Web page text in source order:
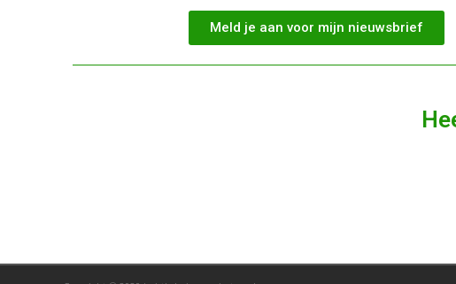
Meld je aan voor mijn nieuwsbrief